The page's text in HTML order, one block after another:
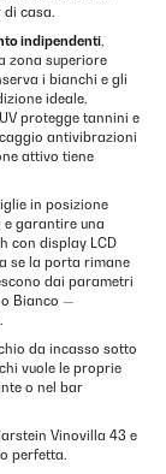
casa.
indipendenti,
zona superiore
i bianchi e gli
ideale,
protegge tannini e
antivibrazioni
attivo tiene
in posizione
garantire una
con display LCD
se la porta rimane
dai parametri
Bianco —
da incasso sotto
vuole le proprie
o nel bar
Vinovilla 43 e
perfetta.